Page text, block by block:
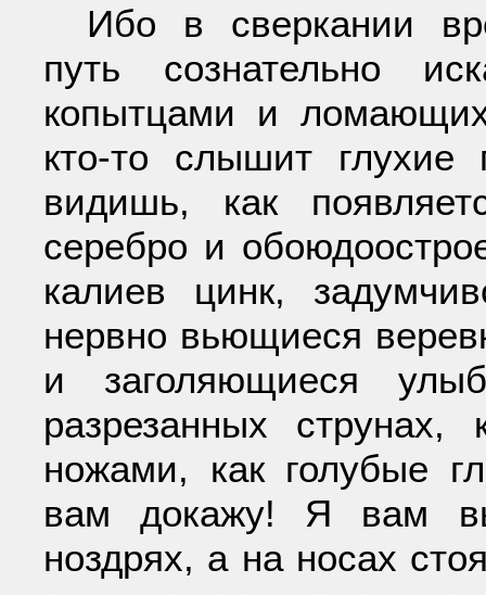
Ибо в сверкании
путь сознательно
копытцами и
кто-то слышит
видишь, как
серебро и
калиев цинк,
нервно вьющиеся
и заголяющиеся
разрезанных
ножами, как голубые
вам докажу! Я вам
ноздрях, а на носах